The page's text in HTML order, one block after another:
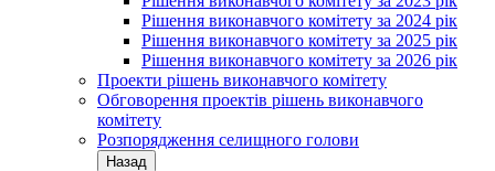
Рішення виконавчого комітету за 2024 рік
Рішення виконавчого комітету за 2025 рік
Рішення виконавчого комітету за 2026 рік
Проекти рішень виконавчого комітету
Обговорення проектів рішень виконавчого
комітету
Розпорядження селищного голови
Назад